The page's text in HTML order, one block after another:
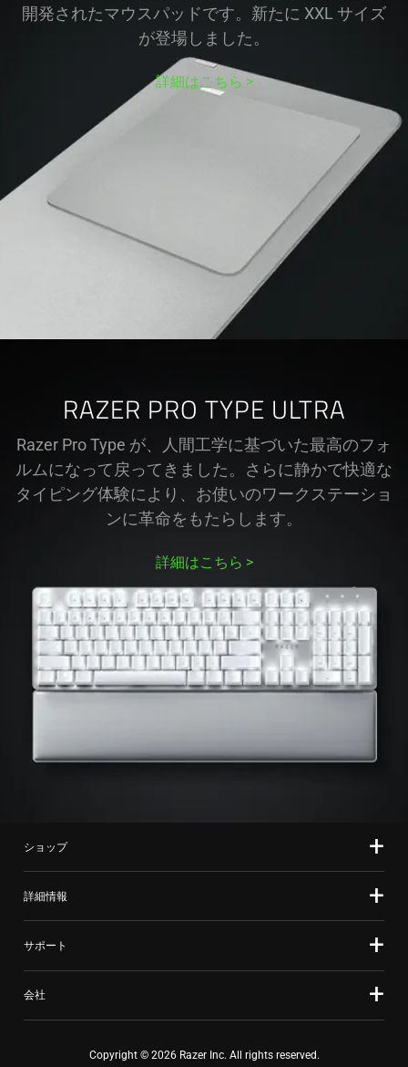
開発されたマウスパッドです。新たに XXL サイズ
が登場しま した。
詳細はこちら
RAZER PRO TYPE ULTRA
Razer Pro Type が、人間工学に基づいた最高のフォ
ルムになって戻ってきました。さらに静かで快適な
タイピング体験により、お使いのワークステーショ
ンに革命をもたらし ます。
詳細はこちら
ショップ
詳細情報
サポート
会社
Copyright © 2026 Razer Inc. All rights reserved.